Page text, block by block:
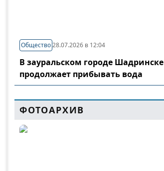
Общество28.07.2026 в 12:04
В зауральском городе Шадринске
продолжает прибывать вода
ФОТОАРХИВ